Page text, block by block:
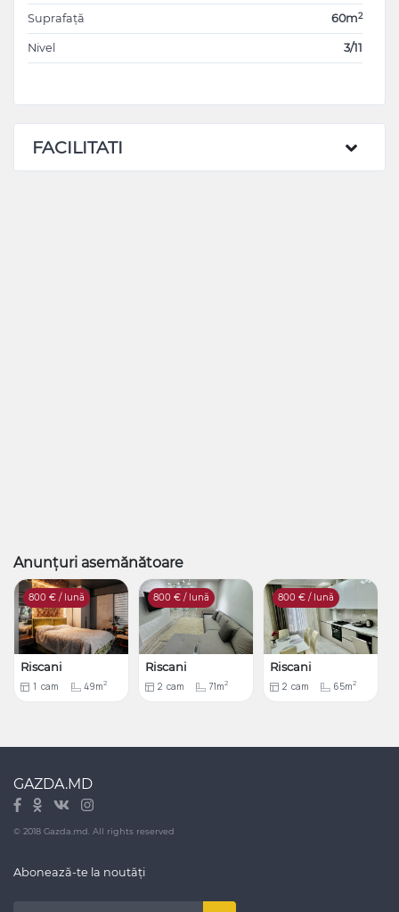
Suprafață 60m2
Nivel 3/11
FACILITATI
Anunțuri asemănătoare
800 € / lună
Riscani
1 cam 49m2
800 € / lună
Riscani
2 cam 71m2
800 € / lună
Riscani
2 cam 65m2
GAZDA.MD
© 2018 Gazda.md. All rights reserved
Abonează-te la noutăți